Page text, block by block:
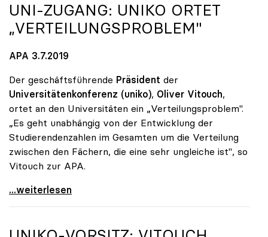
UNI-ZUGANG: UNIKO ORTET
„VERTEILUNGSPROBLEM"
APA 3.7.2019
Der geschäftsführende Präsident der
Universitätenkonferenz (uniko), Oliver Vitouch,
ortet an den Universitäten ein „Verteilungsproblem".
„Es geht unabhängig von der Entwicklung der
Studierendenzahlen im Gesamten um die Verteilung
zwischen den Fächern, die eine sehr ungleiche ist", so
Vitouch zur APA.
Uni-Zugang: uniko ortet „Verteilungsproblem\"
...weiterlesen